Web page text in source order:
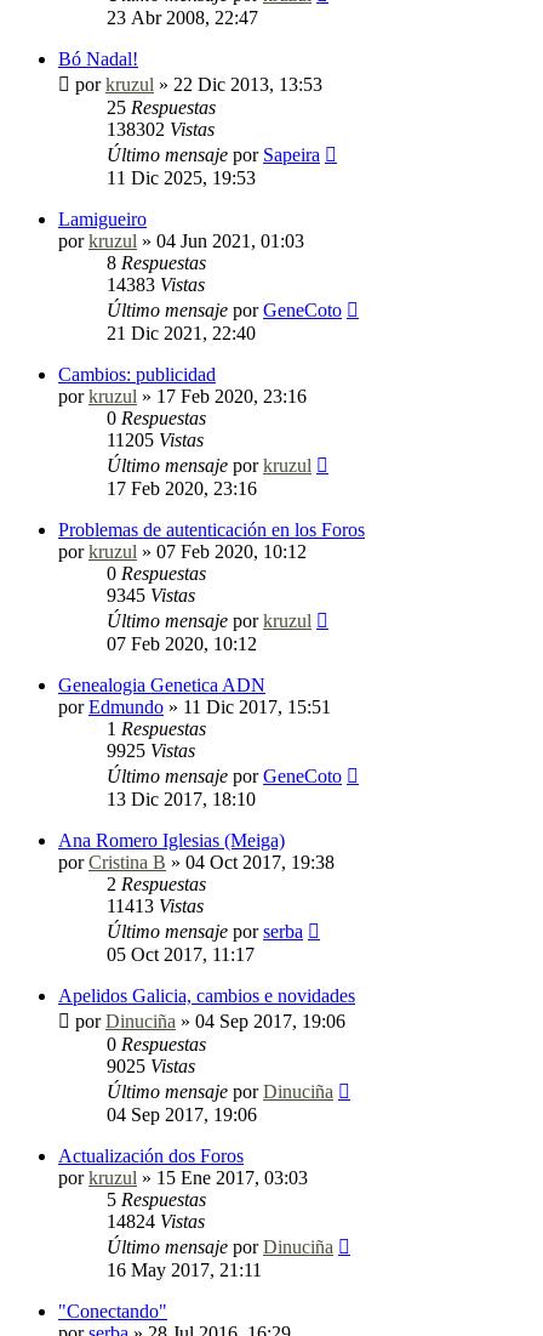
23 Abr 2008, 22:47
Bó Nadal!
porkruzul » 22 Dic 2013, 13:53
25 Respuestas
138302 Vistas
Último mensaje por Sapeira
11 Dic 2025, 19:53
Lamigueiro
porkruzul » 04 Jun 2021, 01:03
8 Respuestas
14383 Vistas
Último mensaje porGeneCoto
21 Dic 2021, 22:40
Cambios: publicidad
porkruzul » 17 Feb 2020, 23:16
0 Respuestas
11205 Vistas
Último mensaje porkruzul
17 Feb 2020, 23:16
Problemas de autenticación en los Foros
porkruzul » 07 Feb 2020, 10:12
0 Respuestas
9345 Vistas
Último mensaje porkruzul
07 Feb 2020, 10:12
Genealogia Genetica ADN
porEdmundo » 11 Dic 2017, 15:51
1 Respuestas
9925 Vistas
Último mensaje porGeneCoto
13 Dic 2017, 18:10
Ana Romero Iglesias (Meiga)
porCristina B » 04 Oct 2017, 19:38
2 Respuestas
11413 Vistas
Último mensaje porserba
05 Oct 2017, 11:17
Apelidos Galicia, cambios e novidades
porDinuciña » 04 Sep 2017, 19:06
0 Respuestas
9025 Vistas
Último mensaje porDinuciña
04 Sep 2017, 19:06
Actualización dos Foros
porkruzul » 15 Ene 2017, 03:03
5 Respuestas
14824 Vistas
Último mensaje porDinuciña
16 May 2017, 21:11
"Conectando"